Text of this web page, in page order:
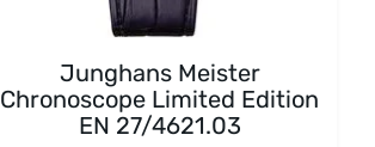
Junghans Meister
Chronoscope Limited Edition
EN 27/4621.03